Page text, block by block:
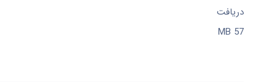
دریافت
57 MB